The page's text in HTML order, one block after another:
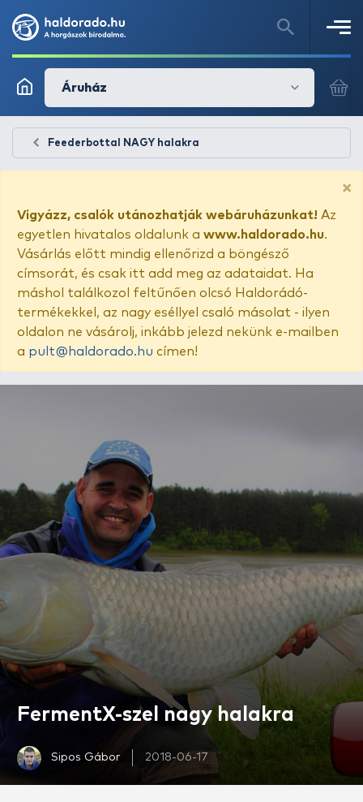
Áruház
Feederbottal NAGY halakra
×
Vigyázz, csalók utánozhatják webáruházunkat! Az
egyetlen hivatalos oldalunk a www.haldorado.hu.
Vásárlás előtt mindig ellenőrizd a böngésző
címsorát, és csak itt add meg az adataidat. Ha
máshol találkozol feltűnően olcsó Haldorádó-
termékekkel, az nagy eséllyel csaló másolat - ilyen
oldalon ne vásárolj, inkább jelezd nekünk e-mailben
a pult@haldorado.hu címen!
FermentX-szel nagy halakra
Sipos Gábor 2018-06-17